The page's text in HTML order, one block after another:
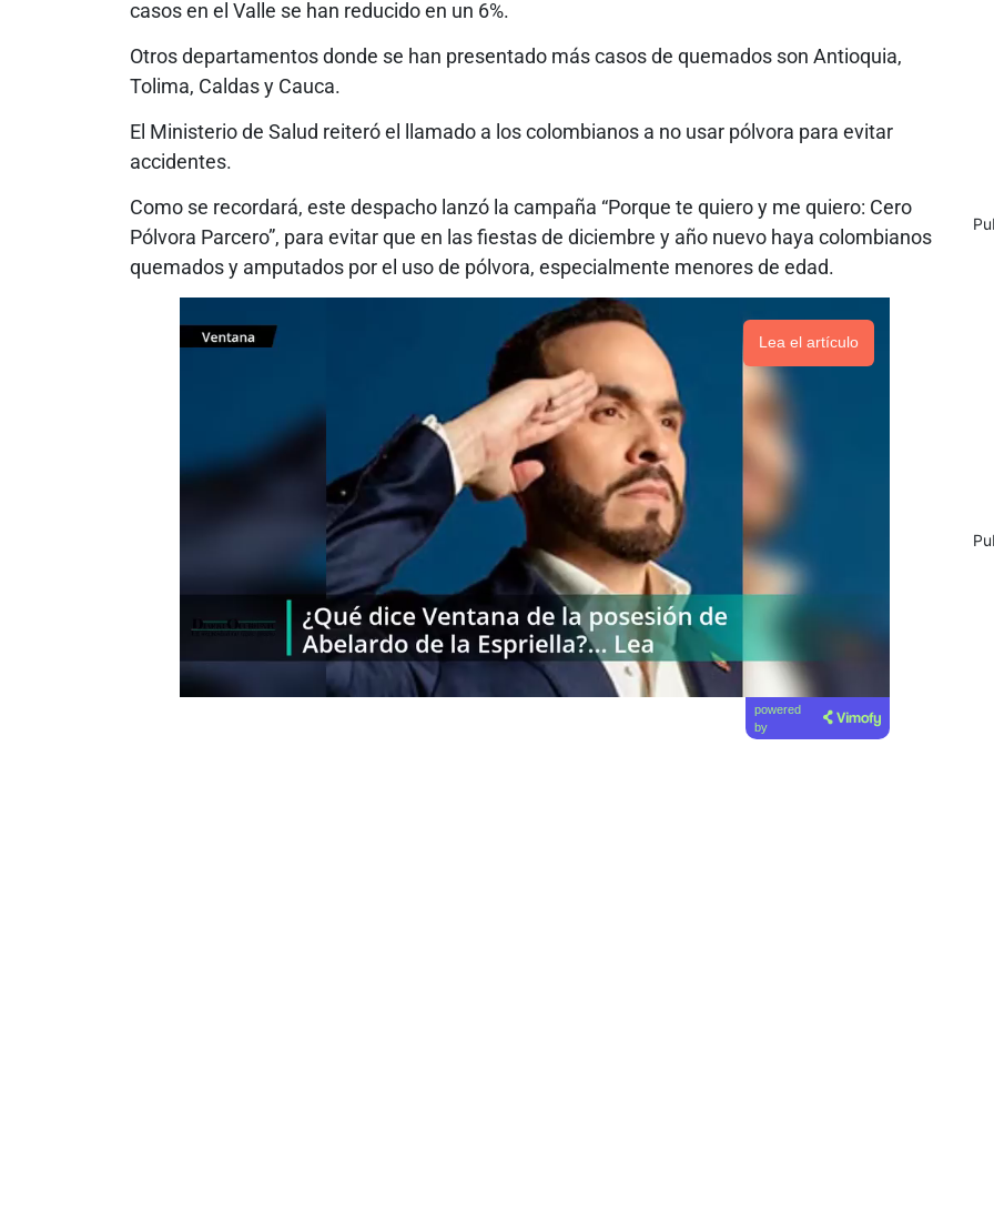
casos en el Valle se han reducido en un 6%.
Otros departamentos donde se han presentado más casos de quemados son Antioquia,
Tolima, Caldas y Cauca.
El Ministerio de Salud reiteró el llamado a los colombianos a no usar pólvora para evitar
accidentes.
Como se recordará, este despacho lanzó la campaña “Porque te quiero y me quiero: Cero
Pólvora Parcero”, para evitar que en las fiestas de diciembre y año nuevo haya colombianos
quemados y amputados por el uso de pólvora, especialmente menores de edad.
Lea el artículo
powered
by